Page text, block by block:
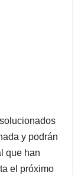
y podrán
que han
el próximo